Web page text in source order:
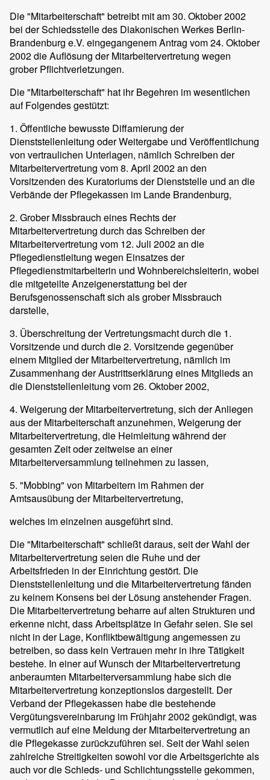
Die "Mitarbeiterschaft" betreibt mit am 30. Oktober 2002
bei der Schiedsstelle des Diakonischen Werkes Berlin-
Brandenburg e.V. eingegangenem Antrag vom 24. Oktober
2002 die Auflösung der Mitarbeitervertretung wegen
grober Pflichtverletzungen.
Die "Mitarbeiterschaft" hat ihr Begehren im wesentlichen
auf Folgendes gestützt:
1. Öffentliche bewusste Diffamierung der
Dienststellenleitung oder Weitergabe und Veröffentlichung
von vertraulichen Unterlagen, nämlich Schreiben der
Mitarbeitervertretung vom 8. April 2002 an den
Vorsitzenden des Kuratoriums der Dienststelle und an die
Verbände der Pflegekassen im Lande Brandenburg,
2. Grober Missbrauch eines Rechts der
Mitarbeitervertretung durch das Schreiben der
Mitarbeitervertretung vom 12. Juli 2002 an die
Pflegedienstleitung wegen Einsatzes der
Pflegedienstmitarbeiterin und Wohnbereichsleiterin, wobei
die mitgeteilte Anzeigenerstattung bei der
Berufsgenossenschaft sich als grober Missbrauch
darstelle,
3. Überschreitung der Vertretungsmacht durch die 1.
Vorsitzende und durch die 2. Vorsitzende gegenüber
einem Mitglied der Mitarbeitervertretung, nämlich im
Zusammenhang der Austrittserklärung eines Mitglieds an
die Dienststellenleitung vom 26. Oktober 2002,
4. Weigerung der Mitarbeitervertretung, sich der Anliegen
aus der Mitarbeiterschaft anzunehmen, Weigerung der
Mitarbeitervertretung, die Heimleitung während der
gesamten Zeit oder zeitweise an einer
Mitarbeiterversammlung teilnehmen zu lassen,
5. "Mobbing" von Mitarbeitern im Rahmen der
Amtsausübung der Mitarbeitervertretung,
welches im einzelnen ausgeführt sind.
Die "Mitarbeiterschaft" schließt daraus, seit der Wahl der
Mitarbeitervertretung seien die Ruhe und der
Arbeitsfrieden in der Einrichtung gestört. Die
Dienststellenleitung und die Mitarbeitervertretung fänden
zu keinem Konsens bei der Lösung anstehender Fragen.
Die Mitarbeitervertretung beharre auf alten Strukturen und
erkenne nicht, dass Arbeitsplätze in Gefahr seien. Sie sei
nicht in der Lage, Konfliktbewältigung angemessen zu
betreiben, so dass kein Vertrauen mehr in ihre Tätigkeit
bestehe. In einer auf Wunsch der Mitarbeitervertretung
anberaumten Mitarbeiterversammlung habe sich die
Mitarbeitervertretung konzeptionslos dargestellt. Der
Verband der Pflegekassen habe die bestehende
Vergütungsvereinbarung im Frühjahr 2002 gekündigt, was
vermutlich auf eine Meldung der Mitarbeitervertretung an
die Pflegekasse zurückzuführen sei. Seit der Wahl seien
zahlreiche Streitigkeiten sowohl vor die Arbeitsgerichte als
auch vor die Schieds- und Schlichtungsstelle gekommen,